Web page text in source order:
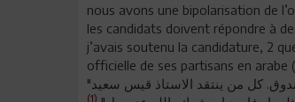
nous avons une bipolarisation de
les candidats doivent répondre à
j’avais soutenu la candidature, 2
"المسيره تستمر واصلوا جهادكم ضد كل من يريد اغتصاب ارادة الشعب موعدنا الصندوق. كل من ينتقد الاستاذ قيس سعيد
(1)